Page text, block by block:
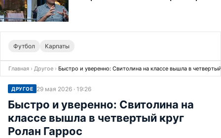
Футбол Карпаты
Главная › Другое › Быстро и уверенно: Свитолина на классе вышла в
ДРУГОЕ 29 мая 2026 · 19:26
Быстро и уверенно: Свитолина на
классе вышла в четвертый круг
Ролан Гаррос